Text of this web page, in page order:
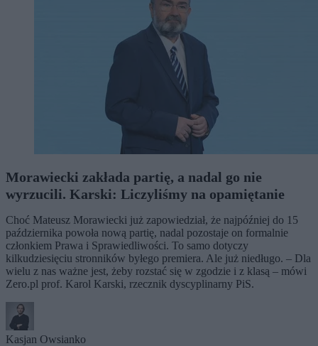
Morawiecki zakłada partię, a nadal go nie
wyrzucili. Karski: Liczyliśmy na opamiętanie
Choć Mateusz Morawiecki już zapowiedział, że najpóźniej do 15
października powoła nową partię, nadal pozostaje on formalnie
członkiem Prawa i Sprawiedliwości. To samo dotyczy
kilkudziesięciu stronników byłego premiera. Ale już niedługo. – Dla
wielu z nas ważne jest, żeby rozstać się w zgodzie i z klasą – mówi
Zero.pl prof. Karol Karski, rzecznik dyscyplinarny PiS.
Kasjan Owsianko